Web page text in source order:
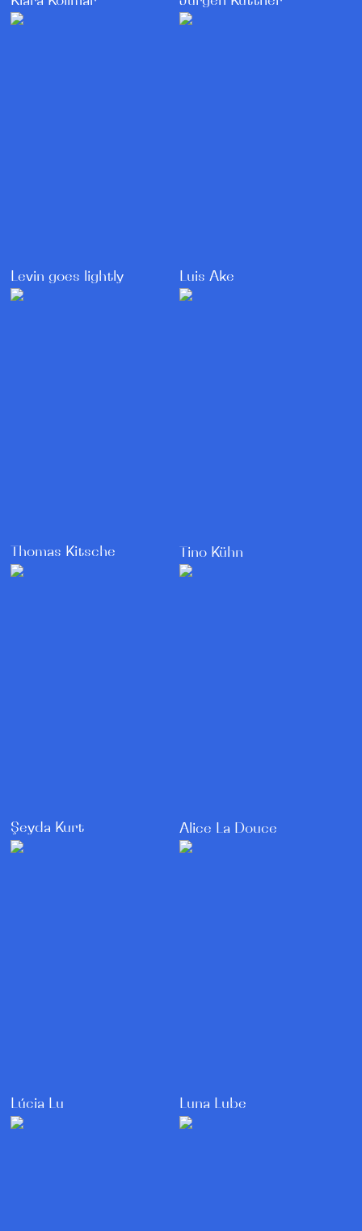
Levin goes lightly Luis Ake
Thomas Kitsche Tino Kühn
Şeyda Kurt Alice La Douce
Lúcia Lu Luna Lube